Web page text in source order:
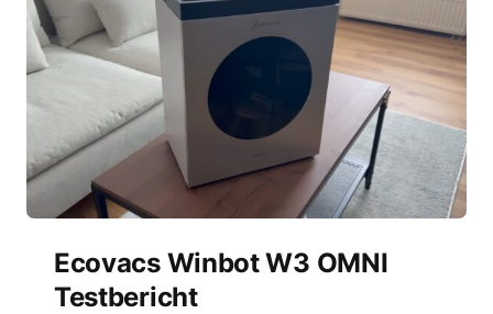
Ecovacs Winbot W3 OMNI
Testbericht